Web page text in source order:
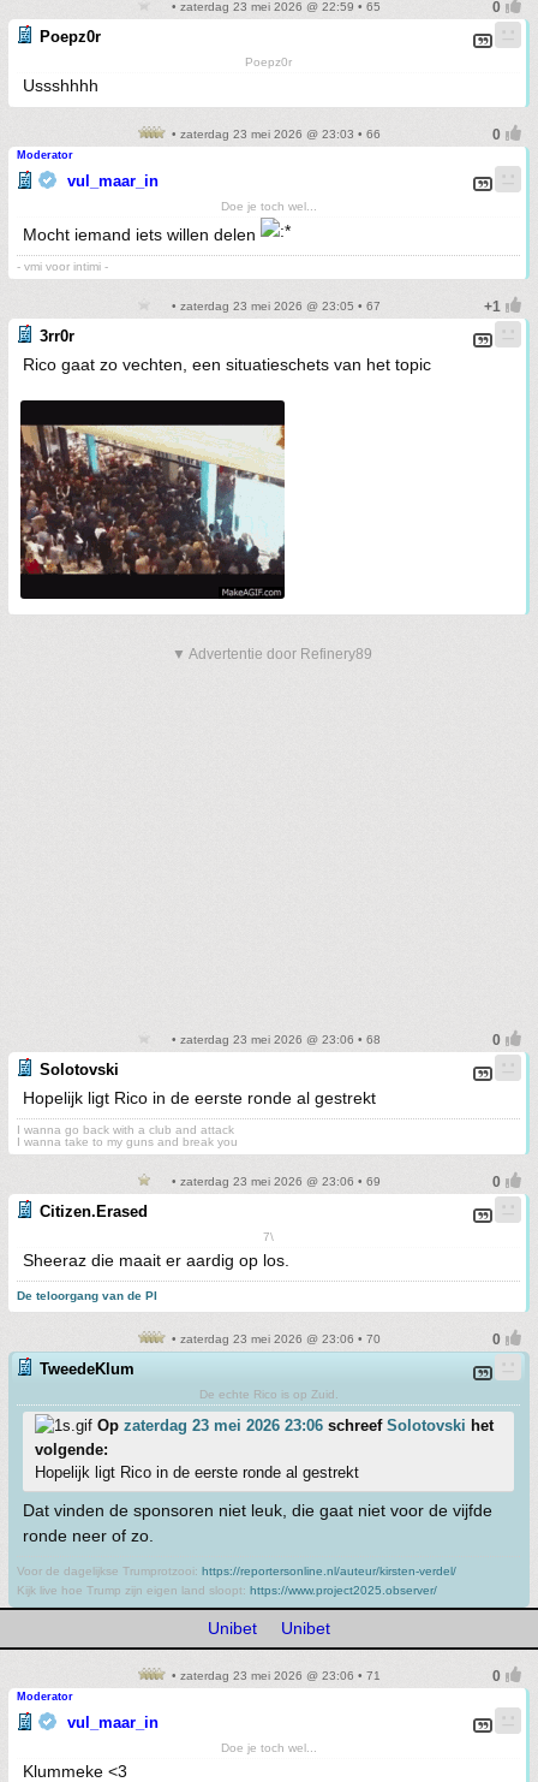
• zaterdag 23 mei 2026 @ 22:59 • 65
Poepz0r
Poepz0r
Ussshhhh
• zaterdag 23 mei 2026 @ 23:03 • 66
Moderator
vul_maar_in
Doe je toch wel...
Mocht iemand iets willen delen
- vmi voor intimi -
• zaterdag 23 mei 2026 @ 23:05 • 67
3rr0r
Rico gaat zo vechten, een situatieschets van het topic
▼ Advertentie door Refinery89
• zaterdag 23 mei 2026 @ 23:06 • 68
Solotovski
Hopelijk ligt Rico in de eerste ronde al gestrekt
I wanna go back with a club and attack
I wanna take to my guns and break you
• zaterdag 23 mei 2026 @ 23:06 • 69
Citizen.Erased
7\
Sheeraz die maait er aardig op los.
De teloorgang van de PI
• zaterdag 23 mei 2026 @ 23:06 • 70
TweedeKlum
De echte Rico is op Zuid.
Op zaterdag 23 mei 2026 23:06 schreef Solotovski het
volgende:
Hopelijk ligt Rico in de eerste ronde al gestrekt
Dat vinden de sponsoren niet leuk, die gaat niet voor de vijfde
ronde neer of zo.
Voor de dagelijkse Trumprotzooi: https://reportersonline.nl/auteur/kirsten-verdel/
Kijk live hoe Trump zijn eigen land sloopt: https://www.project2025.observer/
Unibet Unibet
• zaterdag 23 mei 2026 @ 23:06 • 71
Moderator
vul_maar_in
Doe je toch wel...
Klummeke <3